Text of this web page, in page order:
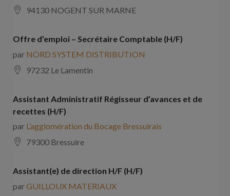
94130 NOGENT SUR MARNE
Offre d’emploi – Secrétaire Comptable (H/F)
par NORD SYSTEM DISTRIBUTION
97232 Le Lamentin
Assistant Administratif Régisseur d’avances et de
recettes (H/F)
par L’agglomération du Bocage Bressuirais
79300 Bressuire
Assistant(e) de direction H/F (H/F)
parGUILLOUX MATERIAUX